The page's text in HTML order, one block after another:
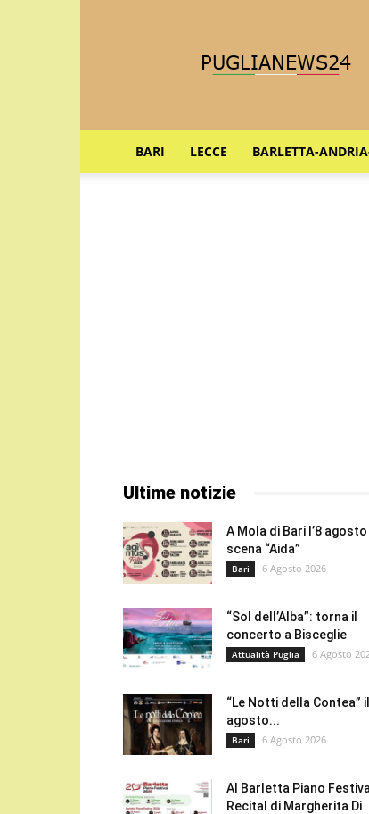
BARI LECCE BARLETTA-
Ultime notizie
A Mola di Bari l’8 agosto
scena “Aida”
Bari 6 Agosto 2026
“Sol dell’Alba”: torna il
concerto a Bisceglie
Attualità Puglia 6 Agosto
“Le Notti della Contea”
agosto...
Bari 6 Agosto 2026
Al Barletta Piano
Recital di Margherita Di